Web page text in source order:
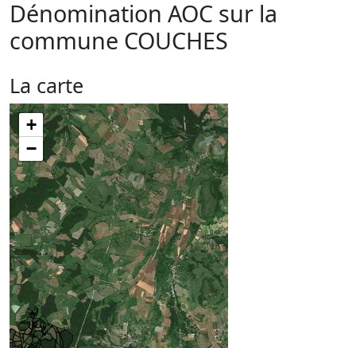
Dénomination AOC sur la
commune COUCHES
La carte
+
−